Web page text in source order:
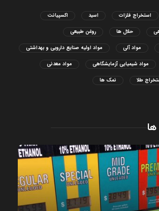
استخراج فلزات اسید اکسپیانت
حلال ها روغن طبیعی
مواد آلی مواد اولیه صنایع دارویی و بهداشتی
مواد شیمیایی آزمایشگاهی مواد معدنی
طلا نمک ها